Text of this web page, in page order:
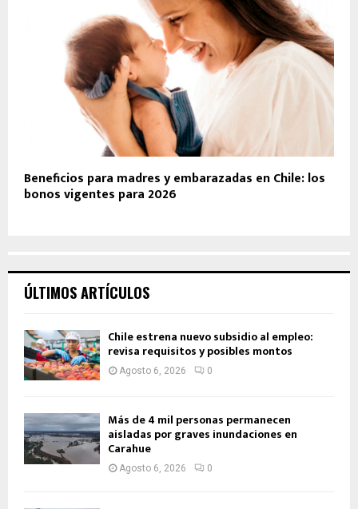
Beneficios para madres y embarazadas en Chile: los
bonos vigentes para 2026
ÚLTIMOS ARTÍCULOS
Chile estrena nuevo subsidio al empleo:
revisa requisitos y posibles montos
Agosto 6, 2026 0
Más de 4 mil personas permanecen
aisladas por graves inundaciones en
Carahue
Agosto 6, 2026 0